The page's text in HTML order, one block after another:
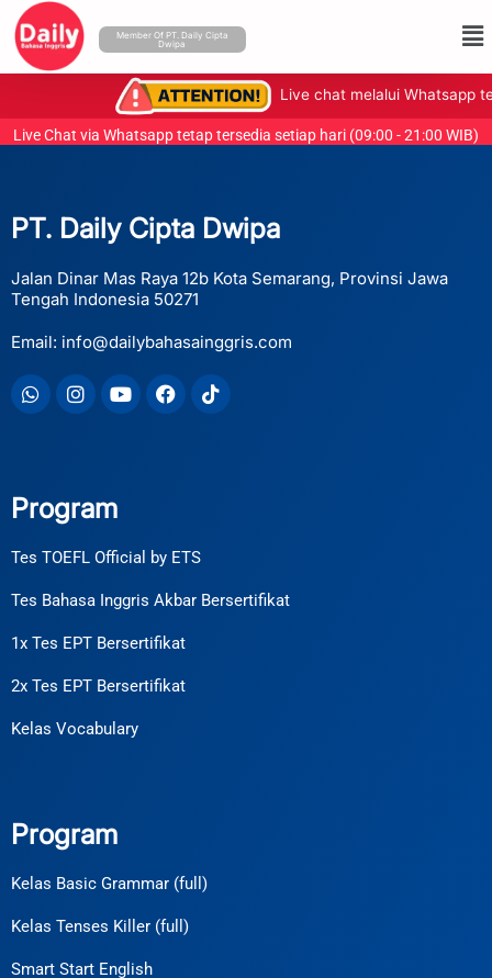
Lewati
ke
konten
Member Of PT. Daily Cipta
Dwipa
Live chat melalui Whatsapp
Live Chat via Whatsapp tetap tersedia setiap hari (09:00 - 21:00 WIB)
PT. Daily Cipta Dwipa
Jalan Dinar Mas Raya 12b Kota Semarang, Provinsi Jawa
Tengah Indonesia 50271
Email: info@dailybahasainggris.com
WhatsappInstagram
YoutubeFacebook
Tiktok
Program
Tes TOEFL Official by ETS
Tes Bahasa Inggris Akbar Bersertifikat
1x Tes EPT Bersertifikat
2x Tes EPT Bersertifikat
Kelas Vocabulary
Program
Kelas Basic Grammar (full)
Kelas Tenses Killer (full)
Smart Start English